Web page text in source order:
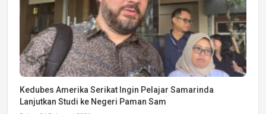
Kedubes Amerika Serikat Ingin Pelajar Samarinda
Lanjutkan Studi ke Negeri Paman Sam